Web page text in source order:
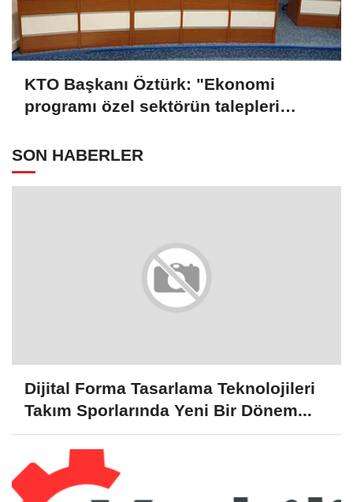
KTO Başkanı Öztürk: "Ekonomi
programı özel sektörün talepleri
SON HABERLER
Dijital Forma Tasarlama Teknolojileri
Takım Sporlarında Yeni Bir Dönem...